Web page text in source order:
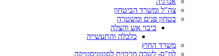
צה"ל ומשרד הביטחון
בטחון פנים ומשטרה
כיבוי אש והצלה
כלכלה והתעשייה
משרד החוץ
למ"ס- לשכה מרכזית לסטטיסטיקה